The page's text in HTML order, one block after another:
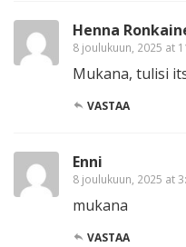
Henna
8 joulukuun, 2025 at
Mukana, tulisi
VASTAA
Enni
8 joulukuun, 2025 at
mukana
VASTAA